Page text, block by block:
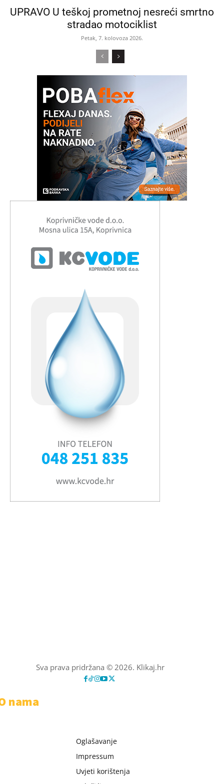
UPRAVO U teškoj prometnoj nesreći smrtno
stradao motociklist
Petak, 7. kolovoza 2026.
Sva prava pridržana © 2026. Klikaj.hr
nama
Oglašavanje
Impressum
Uvjeti korištenja